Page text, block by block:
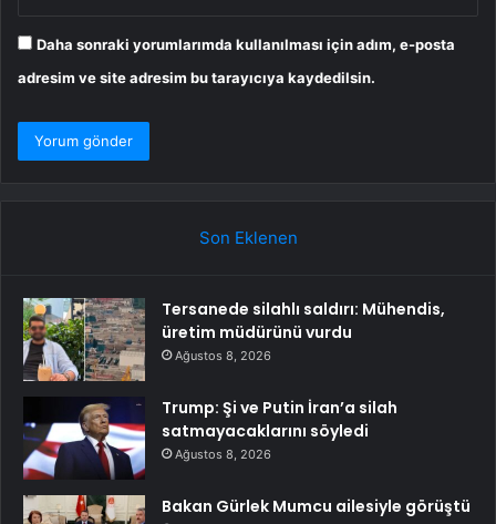
Daha sonraki yorumlarımda kullanılması için adım, e-posta
adresim ve site adresim bu tarayıcıya kaydedilsin.
Son Eklenen
Tersanede silahlı saldırı: Mühendis,
üretim müdürünü vurdu
Ağustos 8, 2026
Trump: Şi ve Putin İran’a silah
satmayacaklarını söyledi
Ağustos 8, 2026
Bakan Gürlek Mumcu ailesiyle görüştü